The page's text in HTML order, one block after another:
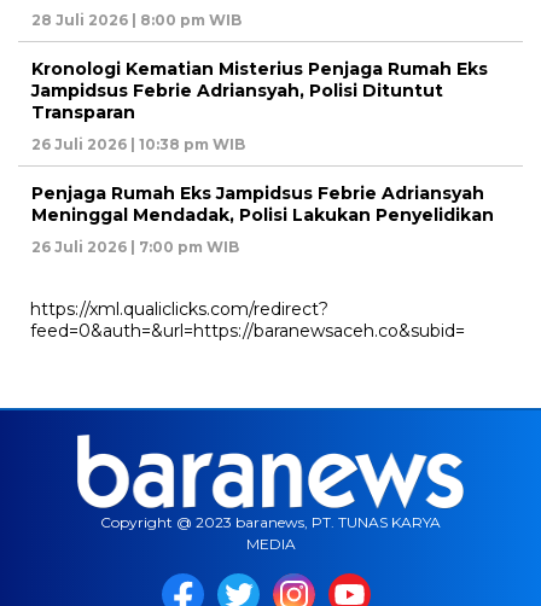
28 Juli 2026 | 8:00 pm WIB
Kronologi Kematian Misterius Penjaga Rumah Eks
Jampidsus Febrie Adriansyah, Polisi Dituntut
Transparan
26 Juli 2026 | 10:38 pm WIB
Penjaga Rumah Eks Jampidsus Febrie Adriansyah
Meninggal Mendadak, Polisi Lakukan Penyelidikan
26 Juli 2026 | 7:00 pm WIB
https://xml.qualiclicks.com/redirect?
feed=0&auth=&url=https://baranewsaceh.co&subid=
Copyright @ 2023 baranews, PT. TUNAS KARYA
MEDIA